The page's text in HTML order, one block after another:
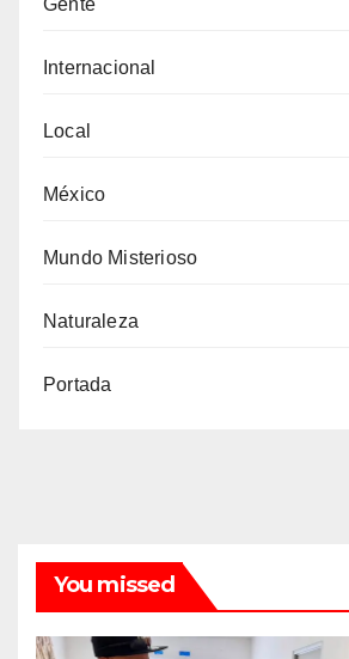
Internacional
Local
México
Mundo Misterioso
Naturaleza
Portada
You missed